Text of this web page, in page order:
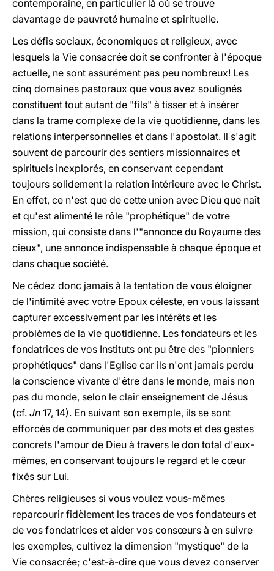
contemporaine, en particulier là où se trouve
davantage de pauvreté humaine et spirituelle.
Les défis sociaux, économiques et religieux, avec
lesquels la Vie consacrée doit se confronter à l'époque
actuelle, ne sont assurément pas peu nombreux! Les
cinq domaines pastoraux que vous avez soulignés
constituent tout autant de "fils" à tisser et à insérer
dans la trame complexe de la vie quotidienne, dans les
relations interpersonnelles et dans l'apostolat. Il s'agit
souvent de parcourir des sentiers missionnaires et
spirituels inexplorés, en conservant cependant
toujours solidement la relation intérieure avec le Christ.
En effet, ce n'est que de cette union avec Dieu que naît
et qu'est alimenté le rôle "prophétique" de votre
mission, qui consiste dans l'"annonce du Royaume des
cieux", une annonce indispensable à chaque époque et
dans chaque société.
Ne cédez donc jamais à la tentation de vous éloigner
de l'intimité avec votre Epoux céleste, en vous laissant
capturer excessivement par les intérêts et les
problèmes de la vie quotidienne. Les fondateurs et les
fondatrices de vos Instituts ont pu être des "pionniers
prophétiques" dans l'Eglise car ils n'ont jamais perdu
la conscience vivante d'être dans le monde, mais non
pas du monde, selon le clair enseignement de Jésus
(cf. Jn 17, 14). En suivant son exemple, ils se sont
efforcés de communiquer par des mots et des gestes
concrets l'amour de Dieu à travers le don total d'eux-
mêmes, en conservant toujours le regard et le cœur
fixés sur Lui.
Chères religieuses si vous voulez vous-mêmes
reparcourir fidèlement les traces de vos fondateurs et
de vos fondatrices et aider vos consœurs à en suivre
les exemples, cultivez la dimension "mystique" de la
Vie consacrée; c'est-à-dire que vous devez conserver